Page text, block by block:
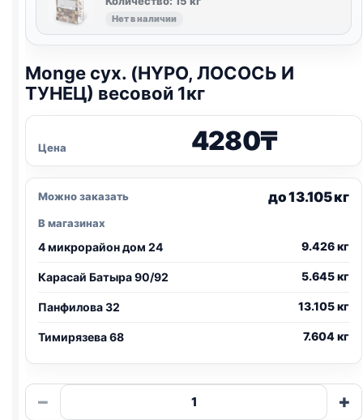
Нет в наличии
Monge сух. (HYPO, ЛОСОСЬ И
ТУНЕЦ) весовой 1кг
Цена 4280₸
Можно заказать до 13.105 кг
В магазинах
4 микрорайон дом 24 9.426 кг
Карасай Батыра 90/92 5.645 кг
Панфилова 32 13.105 кг
Тимирязева 68 7.604 кг
−
Количество
товара
+